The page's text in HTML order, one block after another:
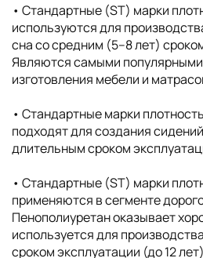
• Стандартные (ST) марки
используются для
сна со средним (5–8 лет)
Являются самыми
изготовления мебели и
• Стандартные марки
подходят для создания
длительным сроком
• Стандартные (ST) марки
применяются в сегменте
Пенополиуретан оказывает
используется для
сроком эксплуатации (до 12